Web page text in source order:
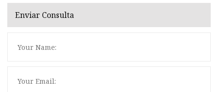
Enviar Consulta